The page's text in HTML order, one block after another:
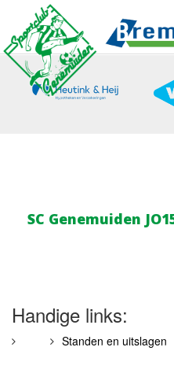
SC Genemuiden
Handige links:
Standen en uitslagen